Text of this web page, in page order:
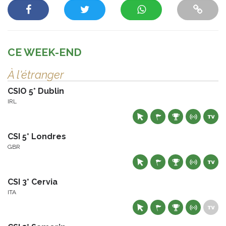
CE WEEK-END
À l'étranger
CSIO 5* Dublin
IRL
CSI 5* Londres
GBR
CSI 3* Cervia
ITA